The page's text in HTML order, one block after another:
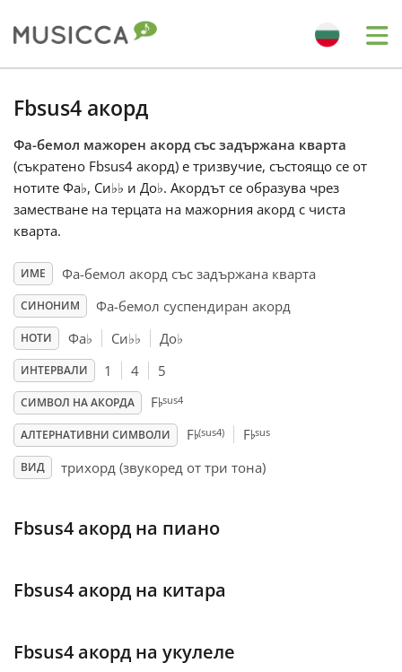
Български
Dansk
English
Español
Français
Fbsus4 акорд
Фа-бемол мажорен акорд със задържана кварта
(съкратено Fbsus4 акорд) е тризвучие, състоящо се от
нотите Фа♭, Си♭♭ и До♭. Акордът се образува чрез
заместване на терцата на мажорния акорд с чиста
кварта.
ИМЕ Фа-бемол акорд със задържана кварта
СИНОНИМ Фа-бемол суспендиран акорд
НОТИ Фа♭ Си♭♭ До♭
ИНТЕРВАЛИ 1 4 5
СИМВОЛ НА АКОРДА F♭sus4
АЛТЕРНАТИВНИ СИМВОЛИ F♭(sus4) F♭sus
ВИД трихорд (звукоред от три тона)
Fbsus4 акорд на пиано
Fbsus4 акорд на китара
Fbsus4 акорд на укулеле